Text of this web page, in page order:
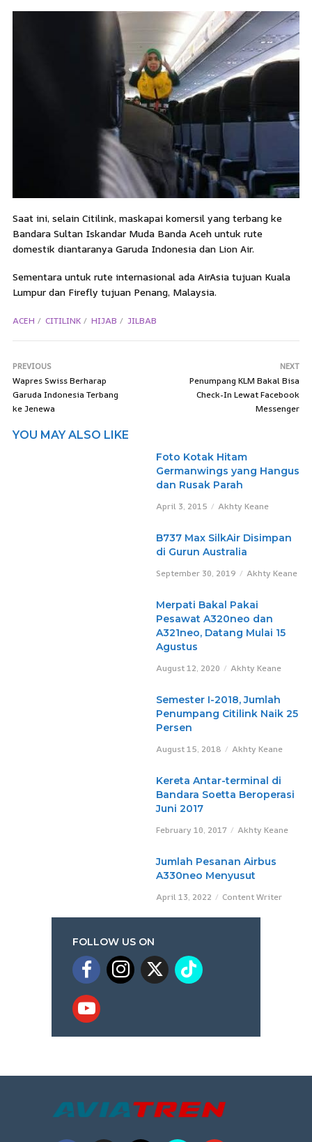
Saat ini, selain Citilink, maskapai komersil yang terbang ke
Bandara Sultan Iskandar Muda Banda Aceh untuk rute
domestik diantaranya Garuda Indonesia dan Lion Air.
Sementara untuk rute internasional ada AirAsia tujuan Kuala
Lumpur dan Firefly tujuan Penang, Malaysia.
ACEH CITILINK HIJAB JILBAB
PREVIOUS
Wapres Swiss Berharap
Garuda Indonesia Terbang
ke Jenewa
NEXT
Penumpang KLM Bakal Bisa
Check-In Lewat Facebook
Messenger
YOU MAY ALSO LIKE
Foto Kotak Hitam
Germanwings yang Hangus
dan Rusak Parah
April 3, 2015 Akhty Keane
B737 Max SilkAir Disimpan
di Gurun Australia
September 30, 2019 Akhty Keane
Merpati Bakal Pakai
Pesawat A320neo dan
A321neo, Datang Mulai 15
Agustus
August 12, 2020 Akhty Keane
Semester I-2018, Jumlah
Penumpang Citilink Naik 25
Persen
August 15, 2018 Akhty Keane
Kereta Antar-terminal di
Bandara Soetta Beroperasi
Juni 2017
February 10, 2017 Akhty Keane
Jumlah Pesanan Airbus
A330neo Menyusut
April 13, 2022 Content Writer
FOLLOW US ON